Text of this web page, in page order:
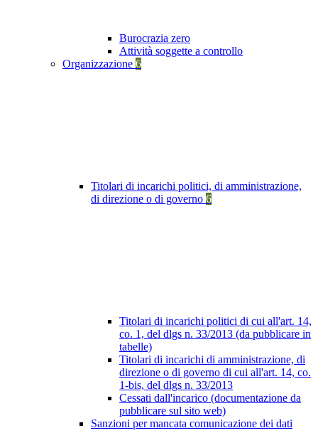
Burocrazia zero
Attività soggette a controllo
Organizzazione 6
Titolari di incarichi politici, di amministrazione,
di direzione o di governo 6
Titolari di incarichi politici di cui all'art. 14,
co. 1, del dlgs n. 33/2013 (da pubblicare in
tabelle)
Titolari di incarichi di amministrazione, di
direzione o di governo di cui all'art. 14, co.
1-bis, del dlgs n. 33/2013
Cessati dall'incarico (documentazione da
pubblicare sul sito web)
Sanzioni per mancata comunicazione dei dati